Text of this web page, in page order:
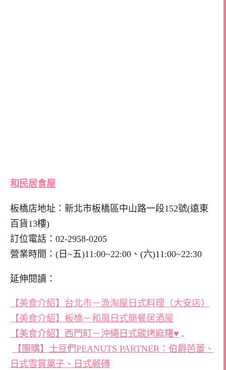
和民居食屋
板橋店地址：新北市板橋區中山路一段152號(遠東
百貨13樓)
訂位電話：02-2958-0205
營業時間：(日~五)11:00~22:00、(六)11:00~22:30
延伸閱讀：
【美食介紹】台北市－漁淘屋日式料理（大安店）
【美食介紹】板橋－和風日式簡餐居酒屋
【美食介紹】西門町－沖繩日式碳烤麻糬♥ .
【團購】土豆們PEANUTS PARTNER：伯爵芭蕾、
日式雪賞菓子、日式蕨磚